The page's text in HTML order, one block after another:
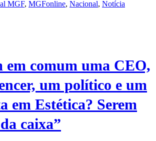
MGF, MGFonline, Nacional, Notícia
em comum uma CEO,
um político e um
em Estética? Serem
caixa”